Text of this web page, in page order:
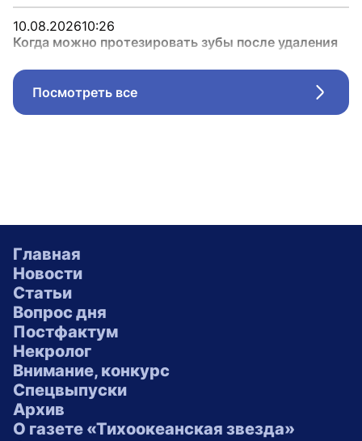
10.08.202610:26
Когда можно протезировать зубы после удаления
Посмотреть все
Главная
Новости
Статьи
Вопрос дня
Постфактум
Некролог
Внимание, конкурс
Спецвыпуски
Архив
О газете «Тихоокеанская звезда»